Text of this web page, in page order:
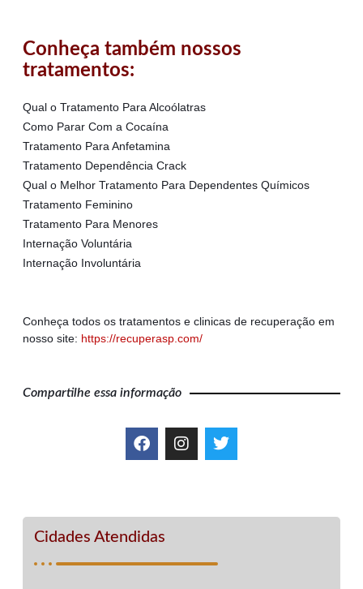
Conheça também nossos
tratamentos:
Qual o Tratamento Para Alcoólatras
Como Parar Com a Cocaína
Tratamento Para Anfetamina
Tratamento Dependência Crack
Qual o Melhor Tratamento Para Dependentes Químicos
Tratamento Feminino
Tratamento Para Menores
Internação Voluntária
Internação Involuntária
Conheça todos os tratamentos e clinicas de recuperação em
nosso site: https://recuperasp.com/
Compartilhe essa informação
Cidades Atendidas